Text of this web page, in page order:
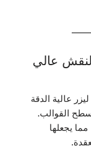
عالي
عالية الدقة
القوالب.
مما يجعلها